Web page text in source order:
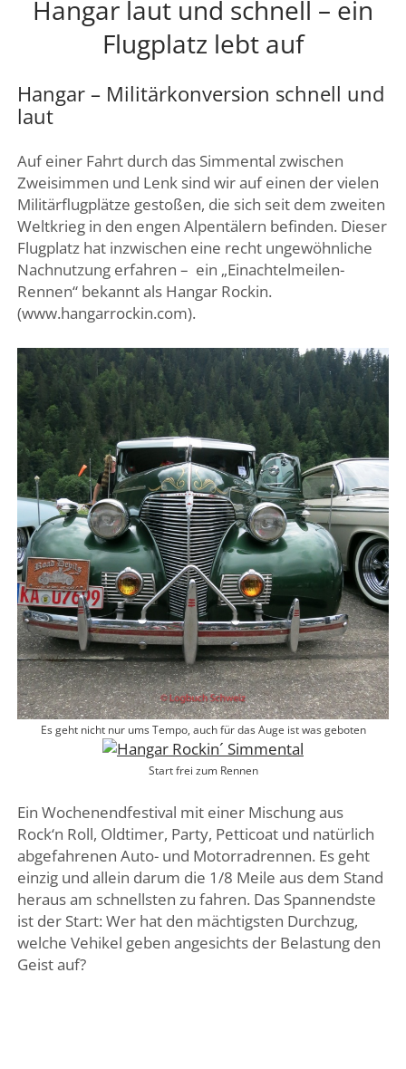
DREI SEEN LAND
GENFER SEE – WAADTLAND
Hangar laut und schnell – ein
Flugplatz lebt auf
Hangar – Militärkonversion schnell und
laut
Auf einer Fahrt durch das Simmental zwischen
Zweisimmen und Lenk sind wir auf einen der vielen
Militärflugplätze gestoßen, die sich seit dem zweiten
Weltkrieg in den engen Alpentälern befinden. Dieser
Flugplatz hat inzwischen eine recht ungewöhnliche
Nachnutzung erfahren – ein „Einachtelmeilen-
Rennen“ bekannt als Hangar Rockin.
(www.hangarrockin.com).
Es geht nicht nur ums Tempo, auch für das Auge ist was geboten
Start frei zum Rennen
Ein Wochenendfestival mit einer Mischung aus
Rock‘n Roll, Oldtimer, Party, Petticoat und natürlich
abgefahrenen Auto- und Motorradrennen. Es geht
einzig und allein darum die 1/8 Meile aus dem Stand
heraus am schnellsten zu fahren. Das Spannendste
ist der Start: Wer hat den mächtigsten Durchzug,
welche Vehikel geben angesichts der Belastung den
Geist auf?